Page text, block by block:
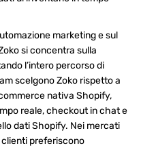
marketing e sul
si concentra sulla
l’intero percorso di
scelgono Zoko rispetto a
nativa Shopify,
reale, checkout in chat e
dati Shopify. Nei mercati
clienti preferiscono